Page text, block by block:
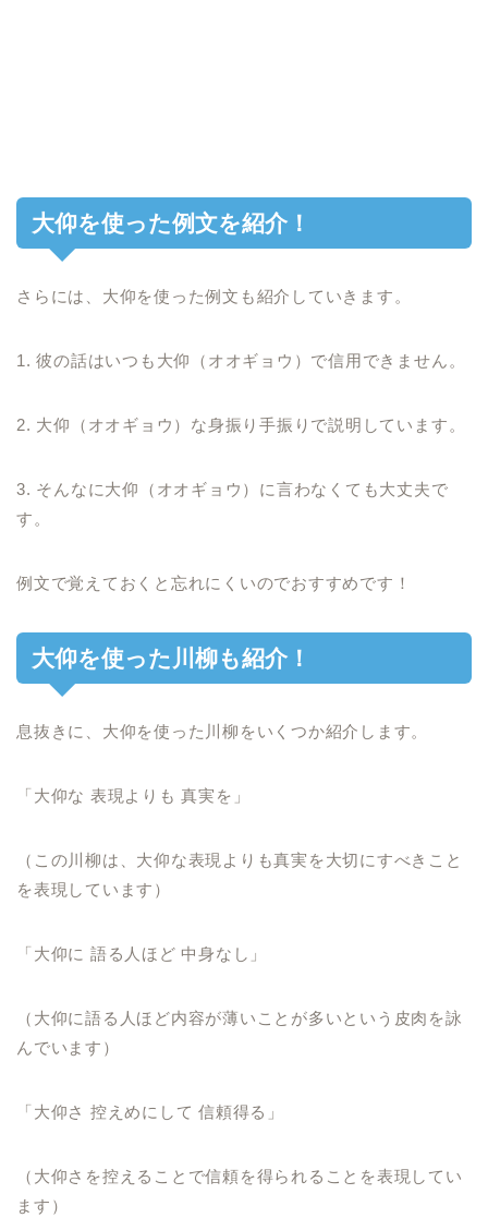
大仰を使った例文を紹介！
さらには、大仰を使った例文も紹介していきます。
1. 彼の話はいつも大仰（オオギョウ）で信用できません。
2. 大仰（オオギョウ）な身振り手振りで説明しています。
3. そんなに大仰（オオギョウ）に言わなくても大丈夫で
す。
例文で覚えておくと忘れにくいのでおすすめです！
大仰を使った川柳も紹介！
息抜きに、大仰を使った川柳をいくつか紹介します。
「大仰な 表現よりも 真実を」
（この川柳は、大仰な表現よりも真実を大切にすべきこと
を表現しています）
「大仰に 語る人ほど 中身なし」
（大仰に語る人ほど内容が薄いことが多いという皮肉を詠
んでいます）
「大仰さ 控えめにして 信頼得る」
（大仰さを控えることで信頼を得られることを表現してい
ます）